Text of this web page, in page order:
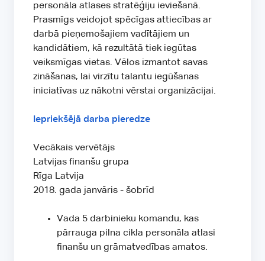
personāla atlases stratēģiju ieviešanā.
Prasmīgs veidojot spēcīgas attiecības ar
darbā pieņemošajiem vadītājiem un
kandidātiem, kā rezultātā tiek iegūtas
veiksmīgas vietas. Vēlos izmantot savas
zināšanas, lai virzītu talantu iegūšanas
iniciatīvas uz nākotni vērstai organizācijai.
Iepriekšējā darba pieredze
Vecākais vervētājs
Latvijas finanšu grupa
Rīga Latvija
2018. gada janvāris - šobrīd
Vada 5 darbinieku komandu, kas
pārrauga pilna cikla personāla atlasi
finanšu un grāmatvedības amatos.